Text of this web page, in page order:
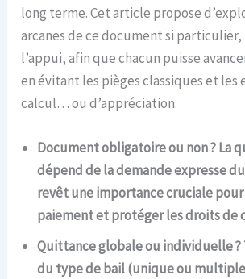
long terme. Cet article propose
arcanes de ce document si particulier,
l’appui, afin que chacun puisse
en évitant les pièges classiques et les
calcul… ou d’appréciation.
Document obligatoire ou non ? La
dépend de la demande expresse
revêt une importance cruciale
paiement et protéger les droits de
Quittance globale ou individuelle
du type de bail (unique ou